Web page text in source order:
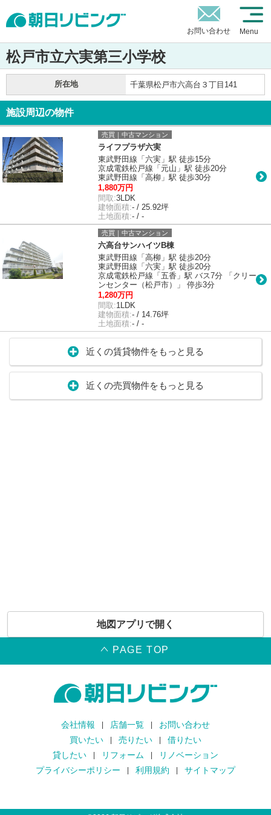
お問い合わせ Menu
松戸市立六実第三小学校
所在地 千葉県松戸市六高台３丁目141
施設周辺の物件
売買｜中古マンション
ライフプラザ六実
東武野田線「六実」駅 徒歩15分
京成電鉄松戸線「元山」駅 徒歩20分
東武野田線「高柳」駅 徒歩30分
1,880万円
間取:3LDK
建物面積:- / 25.92坪
土地面積:- / -
売買｜中古マンション
六高台サンハイツB棟
東武野田線「高柳」駅 徒歩20分
東武野田線「六実」駅 徒歩20分
京成電鉄松戸線「五香」駅 バス7分 「クリー
ンセンター（松戸市）」 停歩3分
1,280万円
間取:1LDK
建物面積:- / 14.76坪
土地面積:- / -
近くの賃貸物件をもっと見る
近くの売買物件をもっと見る
地図アプリで開く
PAGE TOP
会社情報 店舗一覧
お問い合わせ
買いたい
売りたい
借りたい
貸したい
リフォーム
リノベーション
プライバシーポリシー
利用規約 サイトマップ